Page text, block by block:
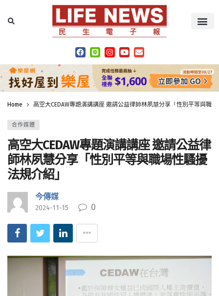
Home 高空大CEDAW專題演講講座 邀請公益律師林夙慧分享「性別平等與職
合作媒體
高空大CEDAW專題演講講座 邀請公益律
師林夙慧分享「性別平等與職場性騷擾
法規介紹」
今傳媒
2024-11-15 0